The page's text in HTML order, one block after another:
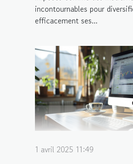
incontournables pour
efficacement ses...
1 avril 2025 11:49